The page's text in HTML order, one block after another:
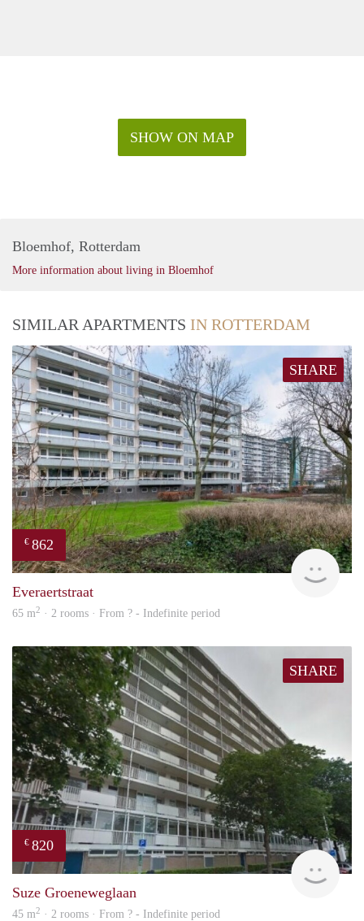
SHOW ON MAP
Bloemhof, Rotterdam
More information about living in Bloemhof
SIMILAR APARTMENTS IN ROTTERDAM
SHARE
€ 862
Everaertstraat
65 m2 · 2 rooms · From ? - Indefinite period
SHARE
€ 820
rent
Suze Groeneweglaan
45 m2 · 2 rooms · From ? - Indefinite period